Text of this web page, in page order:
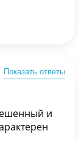
Показать ответы
и